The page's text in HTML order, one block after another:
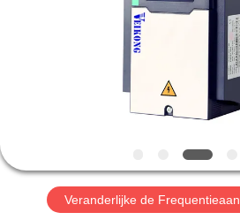
CONTACTEER
NIEUWS
Veranderlijke de